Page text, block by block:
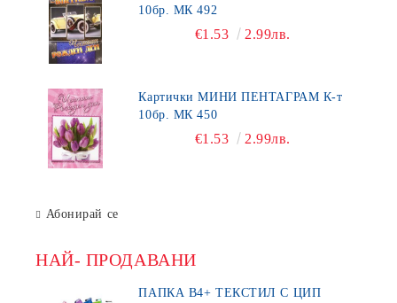
10бр. МК 492
€1.53 2.99лв.
Картички МИНИ ПЕНТАГРАМ К-т
10бр. МК 450
€1.53 2.99лв.
Абонирай се
НАЙ- ПРОДАВАНИ
ПАПКА В4+ ТЕКСТИЛ С ЦИП